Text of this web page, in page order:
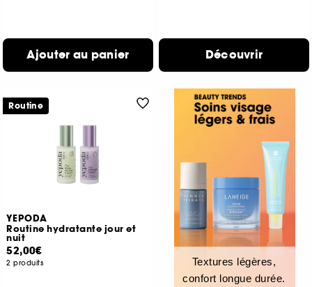
Ajouter au panier Découvrir
YEPODA
Routine hydratante jour et
nuit
52,00€
2 produits
Routine
Textures légères,
confort longue durée.